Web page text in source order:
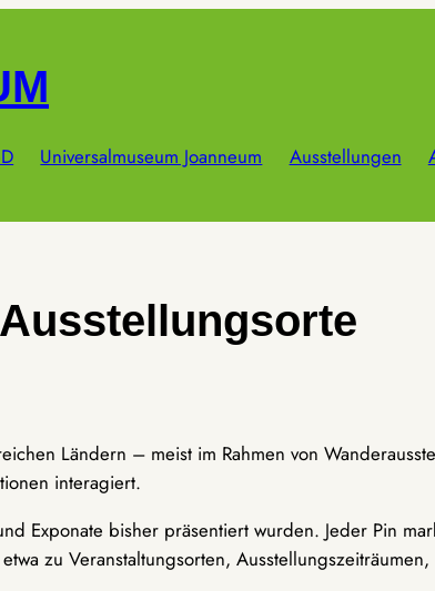
Universalmuseum Joanneum Ausstellungen
Ausstellungsorte
Ländern – meist im Rahmen von
interagiert.
Exponate bisher präsentiert wurden. Jeder Pin
zu Veranstaltungsorten,